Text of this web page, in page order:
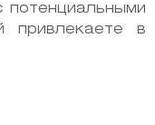
привлекаете в